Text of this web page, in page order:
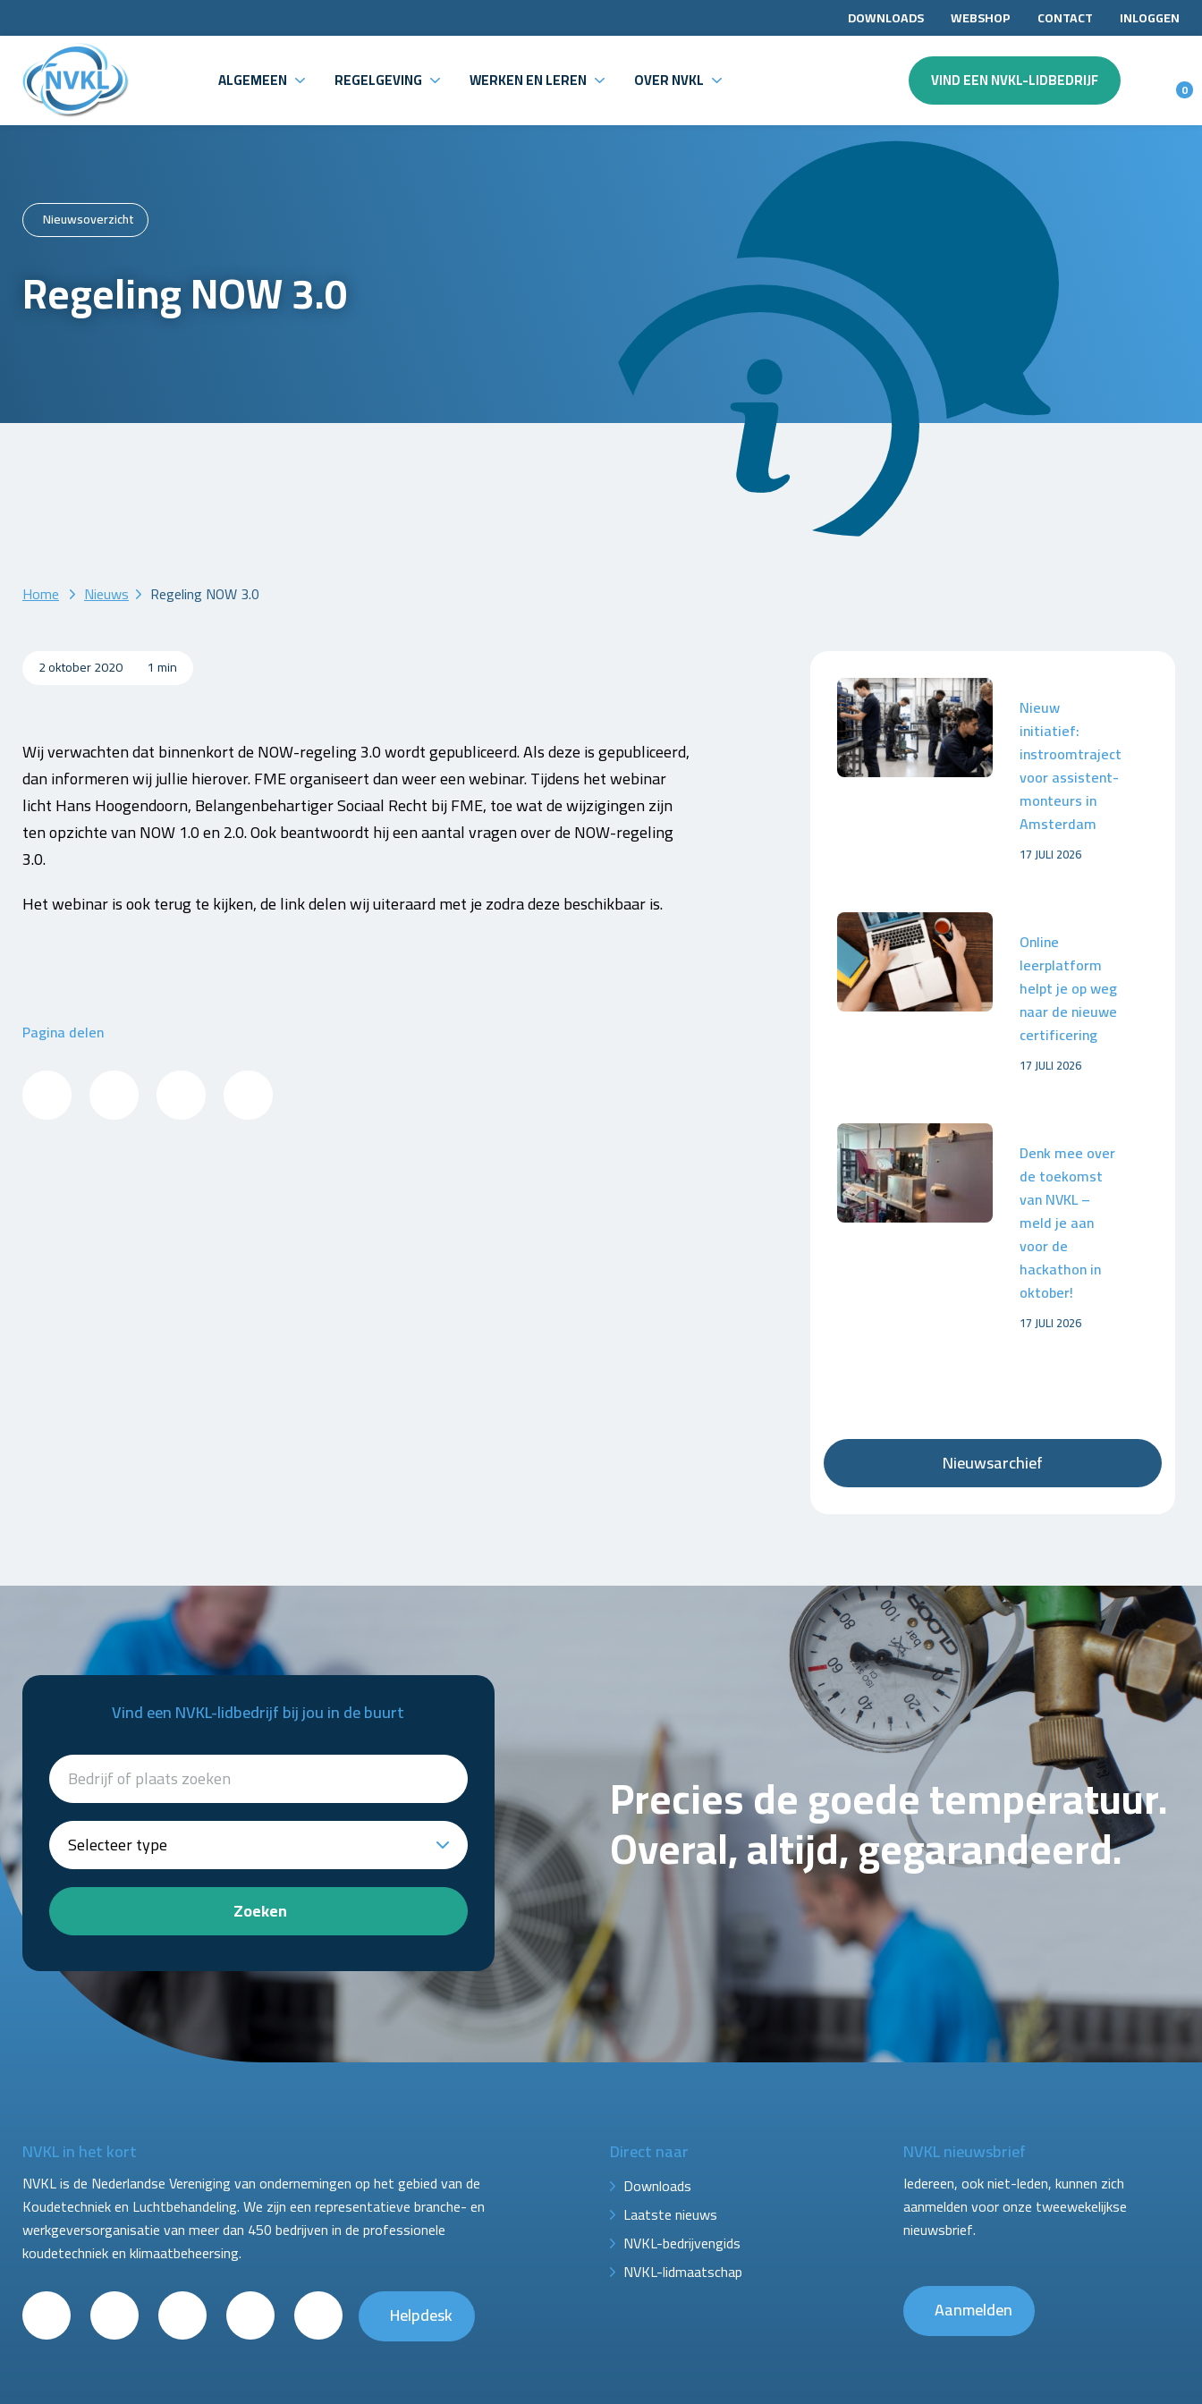
DOWNLOADS WEBSHOP CONTACT INLOGGEN
ALGEMEEN REGELGEVING WERKEN EN LEREN OVER NVKL VIND EEN NVKL-LIDBEDRIJF 0
Nieuwsoverzicht
Regeling NOW 3.0
Home Nieuws Regeling NOW 3.0
2 oktober 2020 1 min
Wij verwachten dat binnenkort de NOW-regeling 3.0 wordt gepubliceerd. Als deze is gepubliceerd,
dan informeren wij jullie hierover. FME organiseert dan weer een webinar. Tijdens het webinar
licht Hans Hoogendoorn, Belangenbehartiger Sociaal Recht bij FME, toe wat de wijzigingen zijn
ten opzichte van NOW 1.0 en 2.0. Ook beantwoordt hij een aantal vragen over de NOW-regeling
3.0.
Het webinar is ook terug te kijken, de link delen wij uiteraard met je zodra deze beschikbaar is.
Pagina delen
Nieuw
initiatief:
instroomtraject
voor assistent-
monteurs in
Amsterdam
17 JULI 2026
Online
leerplatform
helpt je op weg
naar de nieuwe
certificering
17 JULI 2026
Denk mee over
de toekomst
van NVKL –
meld je aan
voor de
hackathon in
oktober!
17 JULI 2026
Nieuwsarchief
Vind een NVKL-lidbedrijf bij jou in de buurt
Zoeken
Precies de goede temperatuur.
Overal, altijd, gegarandeerd.
NVKL in het kort
NVKL is de Nederlandse Vereniging van ondernemingen op het gebied van de
Koudetechniek en Luchtbehandeling. We zijn een representatieve branche- en
werkgeversorganisatie van meer dan 450 bedrijven in de professionele
koudetechniek en klimaatbeheersing.
Helpdesk
Direct naar
Downloads
Laatste nieuws
NVKL-bedrijvengids
NVKL-lidmaatschap
NVKL nieuwsbrief
Iedereen, ook niet-leden, kunnen zich
aanmelden voor onze tweewekelijkse
nieuwsbrief.
Aanmelden